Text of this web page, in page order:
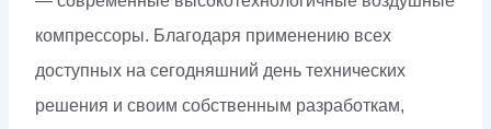
компрессоры. Благодаря применению всех
доступных на сегодняшний день технических
решения и своим собственным разработкам,